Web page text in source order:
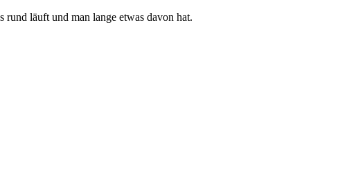
rund läuft und man lange etwas davon hat.